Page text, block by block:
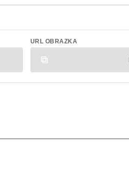
URL OBRAZKA